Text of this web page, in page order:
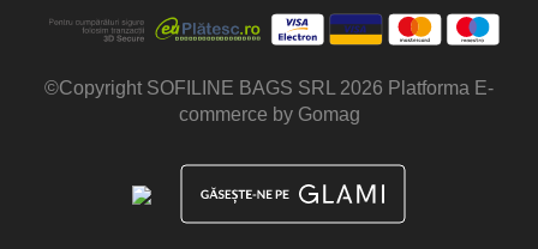
©Copyright SOFILINE BAGS SRL 2026 Platforma E-
commerce by Gomag